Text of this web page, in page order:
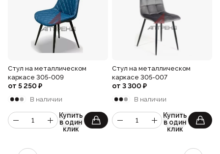
Стул на металлическом
каркасе 305-009
от 5 250₽
В наличии
Купить
в один
клик
Стул на металлическом
каркасе 305-007
от 3 300₽
В наличии
Купить
в один
клик